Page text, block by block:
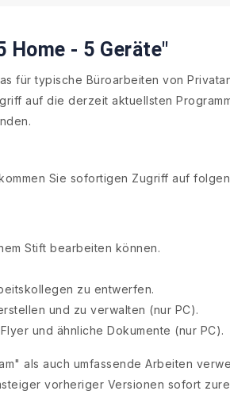
- 5 Geräte"
für typische Büroarbeiten von
auf die derzeit aktuellsten
Sie sofortigen Zugriff auf
Stift bearbeiten können.
zu entwerfen.
und zu verwalten (nur PC).
und ähnliche Dokumente (nur PC).
als auch umfassende Arbeiten
vorheriger Versionen sofort